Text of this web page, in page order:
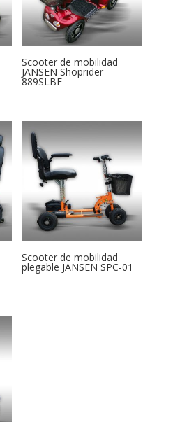
Scooter de mobilidad
JANSEN Shoprider
889SLBF
Scooter de mobilidad
plegable JANSEN SPC-01